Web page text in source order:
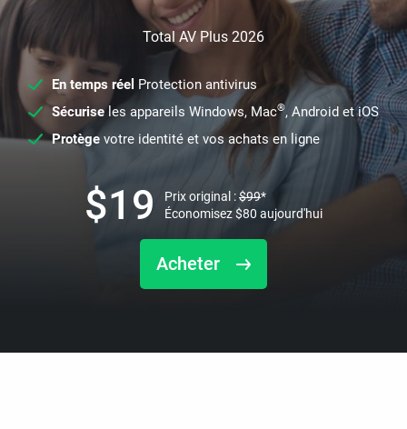
Total AV Plus 2026
En temps réel Protection antivirus
Sécuriseles appareils Windows, Mac®, Android et iOS
Protège votre identité et vos achats en ligne
Acheter
$19 Prix original :$99*
Économisez$80 aujourd'hui